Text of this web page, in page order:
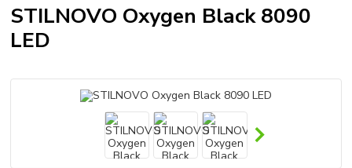
STILNOVO Oxygen Black 8090
LED